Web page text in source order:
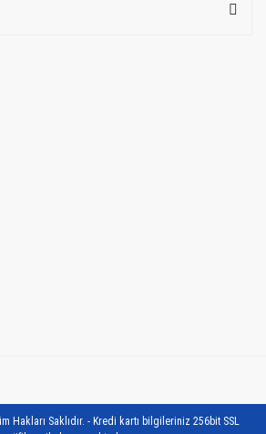
Hakları Saklıdır. - Kredi kartı bilgileriniz 256bit SSL